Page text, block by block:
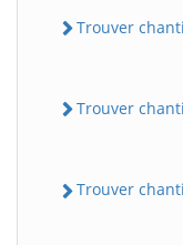
Trouver
Trouver
Trouver